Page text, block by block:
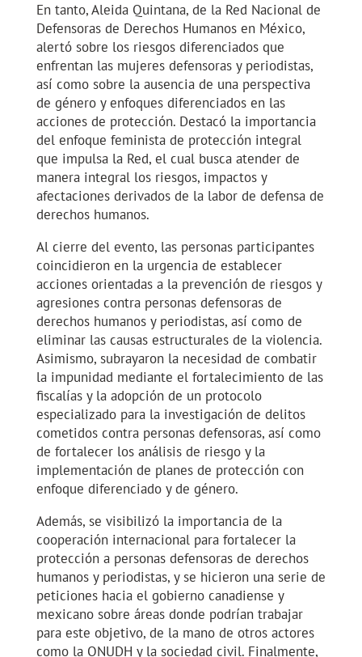
En tanto, Aleida Quintana, de la Red Nacional de
Defensoras de Derechos Humanos en México,
alertó sobre los riesgos diferenciados que
enfrentan las mujeres defensoras y periodistas,
así como sobre la ausencia de una perspectiva
de género y enfoques diferenciados en las
acciones de protección. Destacó la importancia
del enfoque feminista de protección integral
que impulsa la Red, el cual busca atender de
manera integral los riesgos, impactos y
afectaciones derivados de la labor de defensa de
derechos humanos.
Al cierre del evento, las personas participantes
coincidieron en la urgencia de establecer
acciones orientadas a la prevención de riesgos y
agresiones contra personas defensoras de
derechos humanos y periodistas, así como de
eliminar las causas estructurales de la violencia.
Asimismo, subrayaron la necesidad de combatir
la impunidad mediante el fortalecimiento de las
fiscalías y la adopción de un protocolo
especializado para la investigación de delitos
cometidos contra personas defensoras, así como
de fortalecer los análisis de riesgo y la
implementación de planes de protección con
enfoque diferenciado y de género.
Además, se visibilizó la importancia de la
cooperación internacional para fortalecer la
protección a personas defensoras de derechos
humanos y periodistas, y se hicieron una serie de
peticiones hacia el gobierno canadiense y
mexicano sobre áreas donde podrían trabajar
para este objetivo, de la mano de otros actores
como la ONUDH y la sociedad civil. Finalmente,